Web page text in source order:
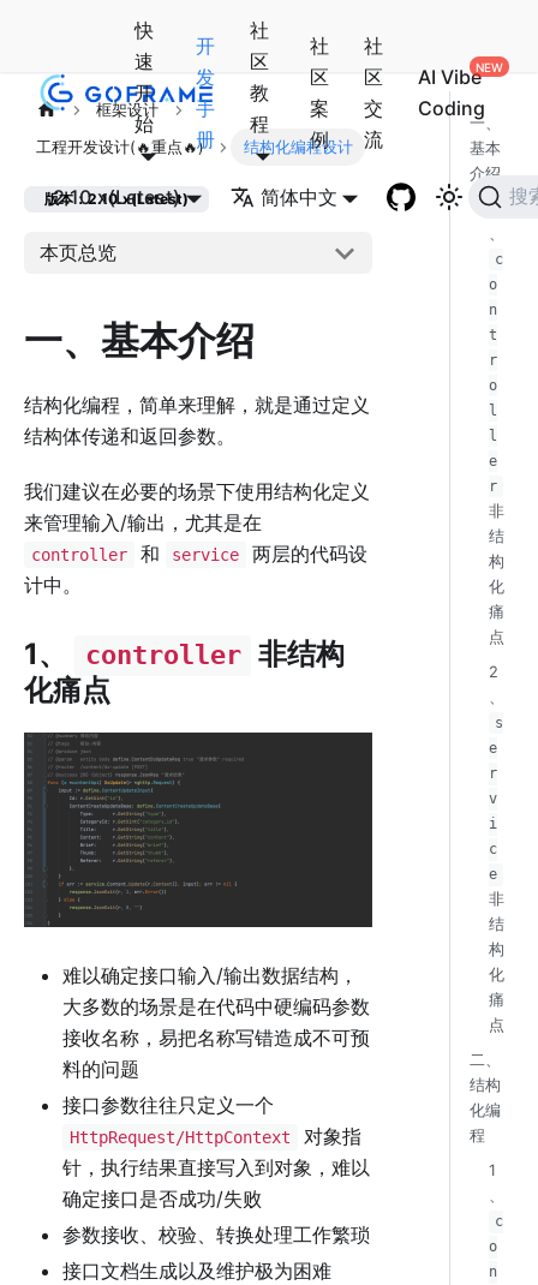
快
速
开
始
开
发
手
册
社
区
教
程
社
区
案
例
社
区
交
流
AI Vibe
Coding
2.10.x(Latest) 简体中文 搜
框架设计
工程开发设计(🔥重点🔥) 结构化编程设计
版本：2.10.x(Latest)
本页总览
一、基本介绍
结构化编程，简单来理解，就是通过定义
结构体传递和返回参数。
我们建议在必要的场景下使用结构化定义
来管理输入/输出，尤其是在
controller 和 service
两层的代码设
计中。
1、 controller 非结构
化痛点
难以确定接口输入/输出数据结构，
大多数的场景是在代码中硬编码参数
接收名称，易把名称写错造成不可预
料的问题
接口参数往往只定义一个
HttpRequest/HttpContext
对象指
针，执行结果直接写入到对象，难以
确定接口是否成功/失败
参数接收、校验、转换处理工作繁琐
接口文档生成以及维护极为困难
一、
基本
介绍
1
、
c
o
n
t
r
o
l
l
e
r
非
结
构
化
痛
点
2
、
s
e
r
v
i
c
e
非
结
构
化
痛
点
二、
结构
化编
程
1
、
c
o
n